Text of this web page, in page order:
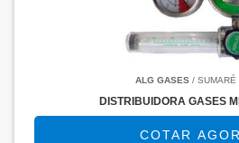
ALG GASES/ SUMARÉ
DISTRIBUIDORA GASES
COTAR